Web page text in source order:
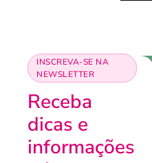
INSCREVA-SE NA
NEWSLETTER
Receba
dicas e
informações